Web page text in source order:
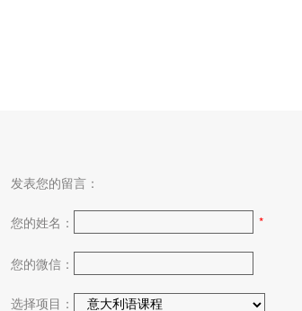
发表您的留言：
您的姓名： *
您的微信：
选择项目：